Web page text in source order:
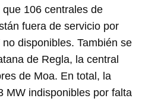
106 centrales de
fuera de servicio por
disponibles. También se
de Regla, la central
de Moa. En total, la
MW indisponibles por falta